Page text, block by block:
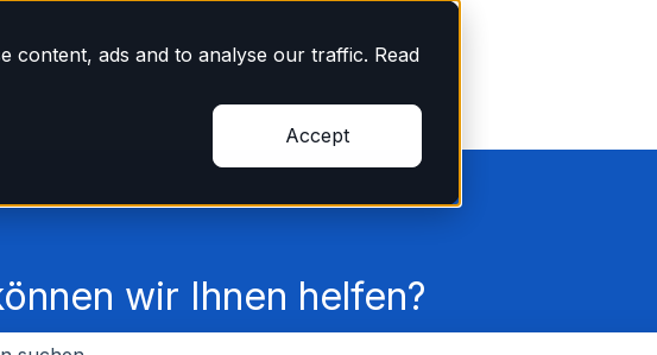
content, ads and to analyse our traffic. Read
Accept
wir Ihnen helfen?